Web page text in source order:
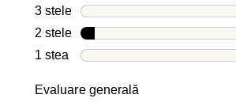
3 stele stele
2 stele stele
1 stea stele
Evaluare generală